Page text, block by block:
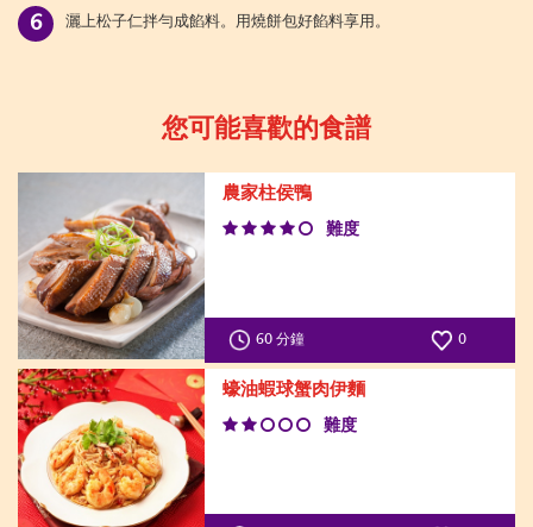
灑上松子仁拌勻成餡料。用燒餅包好餡料享用。
您可能喜歡的食譜
農家柱侯鴨
難度
60 分鐘 0
蠔油蝦球蟹肉伊麵
難度